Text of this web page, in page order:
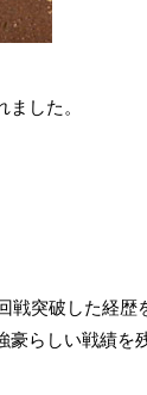
した。
突破した経歴
らしい戦績を